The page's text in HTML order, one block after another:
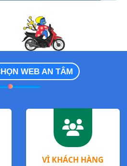
WEB AN TÂM
VÌ KHÁCH HÀNG